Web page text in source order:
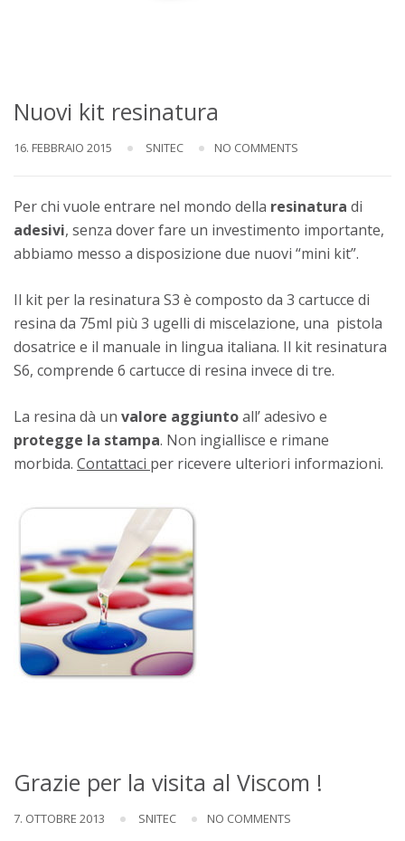
Nuovi kit resinatura
16. FEBBRAIO 2015 SNITEC NO COMMENTS
Per chi vuole entrare nel mondo della resinatura di
adesivi, senza dover fare un investimento importante,
abbiamo messo a disposizione due nuovi “mini kit”.
Il kit per la resinatura S3 è composto da 3 cartucce di
resina da 75ml più 3 ugelli di miscelazione, una pistola
dosatrice e il manuale in lingua italiana. Il kit resinatura
S6, comprende 6 cartucce di resina invece di tre.
La resina dà un valore aggiuntoall’ adesivo e
protegge la stampa. Non ingiallisce e rimane
morbida. Contattaci per ricevere ulteriori informazioni.
Grazie per la visita al Viscom !
7. OTTOBRE 2013 SNITEC NO COMMENTS